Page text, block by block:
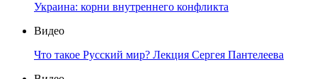
Украина: корни внутреннего конфликта
Видео
Что такое Русский мир? Лекция Сергея Пантелеева